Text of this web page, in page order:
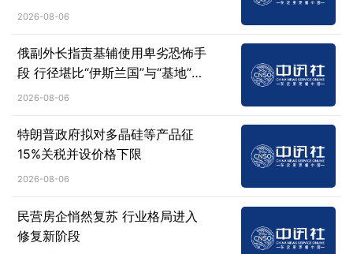
失效
2026-08-06
俄副外长指责基辅使用卑劣恐怖手
段 行径堪比“伊斯兰国”与“基地”组
织
2026-08-06
特朗普政府拟对多晶硅等产品征
15%关税并设价格下限
2026-08-06
民营房企悄然复苏 行业格局进入
修复新阶段